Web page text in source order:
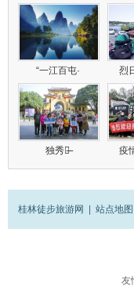
“一江百屯· 烈
独秀峰̶ 疫
桂林徒步旅游网 站点地图
友